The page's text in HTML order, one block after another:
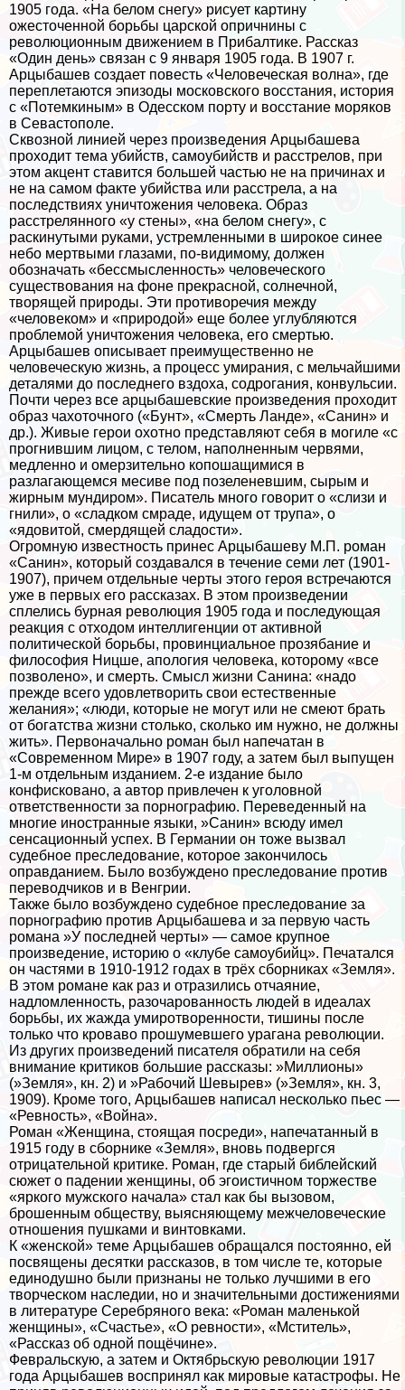
1905 года. «На белом снегу» рисует картину
ожесточенной борьбы царской опричнины с
революционным движением в Прибалтике. Рассказ
«Один день» связан с 9 января 1905 года. В 1907 г.
Арцыбашев создает повесть «Человеческая волна», где
переплетаются эпизоды московского восстания, история
с «Потемкиным» в Одесском порту и восстание моряков
в Севастополе.
Сквозной линией через произведения Арцыбашева
проходит тема убийств, самоубийств и расстрелов, при
этом акцент ставится большей частью не на причинах и
не на самом факте убийства или расстрела, а на
последствиях уничтожения человека. Образ
расстрелянного «у стены», «на белом снегу», с
раскинутыми руками, устремленными в широкое синее
небо мертвыми глазами, по-видимому, должен
обозначать «бессмысленность» человеческого
существования на фоне прекрасной, солнечной,
творящей природы. Эти противоречия между
«человеком» и «природой» еще более углубляются
проблемой уничтожения человека, его cмepтью.
Арцыбашев описывает преимущественно не
человеческую жизнь, а процесс умирания, с мельчайшими
деталями до последнего вздоха, содрогания, конвульсии.
Почти через все арцыбашевские произведения проходит
образ чахоточного («Бунт», «Cмepть Ланде», «Санин» и
др.). Живые герои охотно представляют себя в могиле «с
прогнившим лицом, с телом, наполненным червями,
медленно и омерзительно копошащимися в
разлагающемся месиве под позеленевшим, сырым и
жирным мундиром». Писатель много говорит о «слизи и
гнили», о «сладком смраде, идущем от трупа», о
«ядовитой, смердящей сладости».
Огромную известность принес Арцыбашеву М.П. роман
«Санин», который создавался в течение семи лет (1901-
1907), причем отдельные черты этого героя встречаются
уже в первых его рассказах. В этом произведении
сплелись бурная революция 1905 года и последующая
реакция с отходом интеллигенции от активной
политической борьбы, провинциальное прозябание и
философия Ницше, апология человека, которому «все
позволено», и cмepть. Смысл жизни Санина: «надо
прежде всего удовлетворить свои естественные
желания»; «люди, которые не могут или не смеют брать
от богатства жизни столько, сколько им нужно, не должны
жить». Первоначально роман был напечатан в
«Современном Мире» в 1907 году, а затем был выпущен
1-м отдельным изданием. 2-е издание было
конфисковано, а автор привлечен к уголовной
ответственности за пopнографию. Переведенный на
многие иностранные языки, »Санин» всюду имел
сенсационный успех. В Германии он тоже вызвал
судебное преследование, которое закончилось
оправданием. Было возбуждено преследование против
переводчиков и в Венгрии.
Также было возбуждено судебное преследование за
пopнографию против Арцыбашева и за первую часть
романа »У последней черты» — самое крупное
произведение, историю о «клубе самоубийц». Печатался
он частями в 1910-1912 годах в трёх сборниках «Земля».
В этом романе как раз и отразились отчаяние,
надломленность, разочарованность людей в идеалах
борьбы, их жажда умиротворенности, тишины после
только что кроваво прошумевшего урагана революции.
Из других произведений писателя обратили на себя
внимание критиков большие рассказы: »Миллионы»
(»Земля», кн. 2) и »Рабочий Шевырев» (»Земля», кн. 3,
1909). Кроме того, Арцыбашев написал несколько пьес —
«Ревность», «Война».
Роман «Женщина, стоящая посреди», напечатанный в
1915 году в сборнике «Земля», вновь подвергся
отрицательной критике. Роман, где старый библейский
сюжет о падении женщины, об эгоистичном торжестве
«яркого мужского начала» стал как бы вызовом,
брошенным обществу, выясняющему межчеловеческие
отношения пушками и винтовками.
К «женской» теме Арцыбашев обращался постоянно, ей
посвящены десятки рассказов, в том числе те, которые
единодушно были признаны не только лучшими в его
творческом наследии, но и значительными достижениями
в литературе Серебряного века: «Роман маленькой
женщины», «Счастье», «О ревности», «Мститель»,
«Рассказ об одной пощёчине».
Февральскую, а затем и Октябрьскую революции 1917
года Арцыбашев воспринял как мировые катастрофы. Не